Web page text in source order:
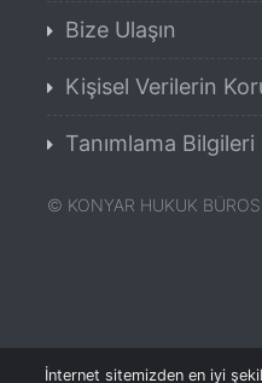
İnternet sitemizden en iyi
Bize Ulaşın
Kişisel Verilerin
Tanımlama
© KONYAR HUKUK